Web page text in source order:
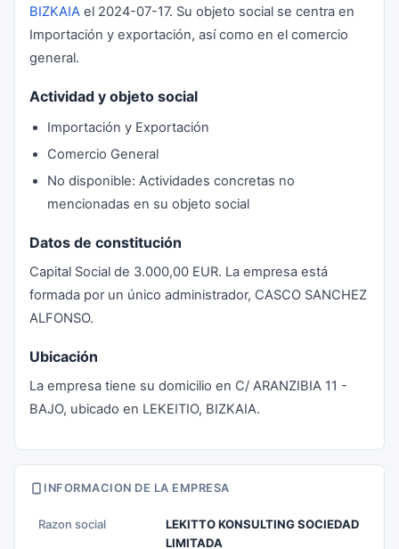
BIZKAIA el 2024-07-17. Su objeto social se centra en
Importación y exportación, así como en el comercio
general.
Actividad y objeto social
Importación y Exportación
Comercio General
No disponible: Actividades concretas no
mencionadas en su objeto social
Datos de constitución
Capital Social de 3.000,00 EUR. La empresa está
formada por un único administrador, CASCO SANCHEZ
ALFONSO.
Ubicación
La empresa tiene su domicilio en C/ ARANZIBIA 11 -
BAJO, ubicado en LEKEITIO, BIZKAIA.
INFORMACION DE LA EMPRESA
Razon social
LEKITTO KONSULTING SOCIEDAD
LIMITADA